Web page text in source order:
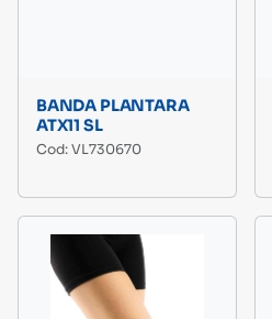
BANDA PLANTARA
ATX11 SL
Cod: VL730670